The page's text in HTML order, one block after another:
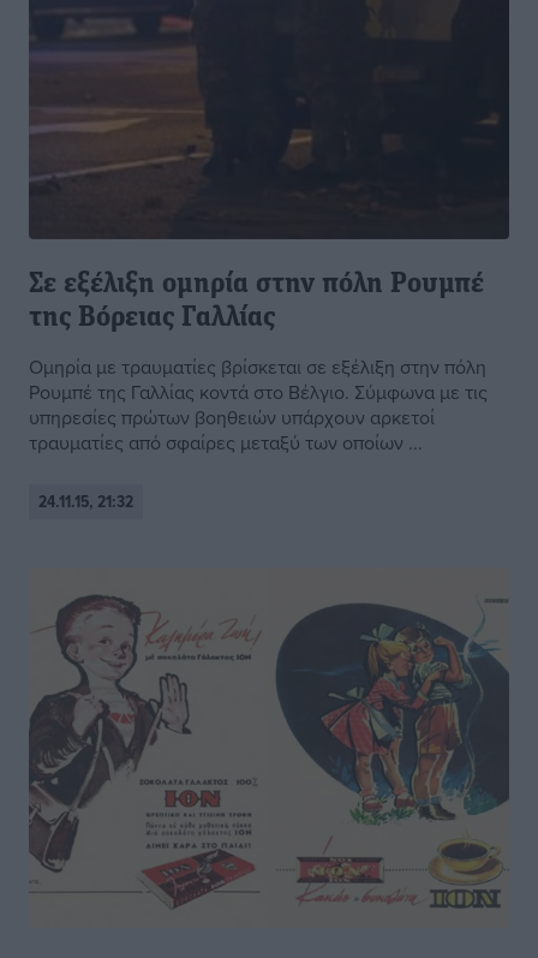
Σε εξέλιξη ομηρία στην πόλη Ρουμπέ
της Βόρειας Γαλλίας
Ομηρία με τραυματίες βρίσκεται σε εξέλιξη στην πόλη
Ρουμπέ της Γαλλίας κοντά στο Βέλγιο. Σύμφωνα με τις
υπηρεσίες πρώτων βοηθειών υπάρχουν αρκετοί
τραυματίες από σφαίρες μεταξύ των οποίων ...
24.11.15, 21:32